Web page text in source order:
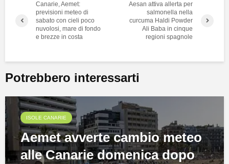
Canarie, Aemet:
previsioni meteo di
sabato con cieli poco
nuvolosi, mare di fondo
e brezze in costa
Aesan attiva allerta per
salmonella nella
curcuma Haldi Powder
Ali Baba in cinque
regioni spagnole
Potrebbero interessarti
ISOLE CANARIE
Aemet avverte cambio meteo
alle Canarie domenica dopo